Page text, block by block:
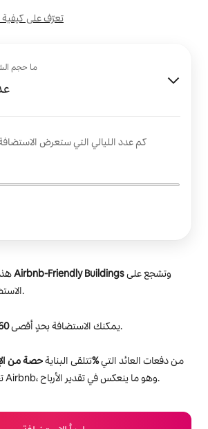
تعرّف على كيفية
ما حجم
كم عدد الليالي التي ستعرض
برنامج Airbnb-Friendly Buildings
الاستضافة في شقتك.
يمكنك الاستضافة بحدٍ أقصى60 ليلةً في .
تتلقى البنايةحصة من الإيرادات تبلغ 25‎%‎من دفعات العائد التي
تحصل عليها من Airbnb، وهو ما ينعكس في تقدير الأرباح.